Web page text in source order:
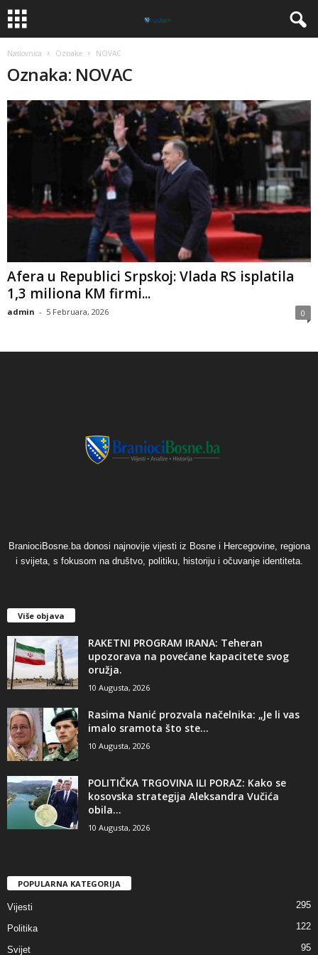
Naslovnica Oznake NOVAC
Oznaka: NOVAC
Afera u Republici Srpskoj: Vlada RS isplatila
1,3 miliona KM firmi...
admin - 5 Februara, 2026 0
BraniociBosne.ba donosi najnovije vijesti iz Bosne i Hercegovine, regiona
i svijeta, s fokusom na društvo, politiku, historiju i očuvanje identiteta.
Više objava
RAKETNI PROGRAM IRANA: Teheran
upozorava na povećane kapacitete svog
oružja.
10 Augusta, 2026
​Rasima Nanić prozvala načelnika: „Je li vas
imalo sramota što ste...
10 Augusta, 2026
POLITIČKA TRGOVINA ILI PORAZ: Kako se
kosovska strategija Aleksandra Vučića
obila...
10 Augusta, 2026
POPULARNA KATEGORIJA
Vijesti 295
Politika 122
Svijet 95